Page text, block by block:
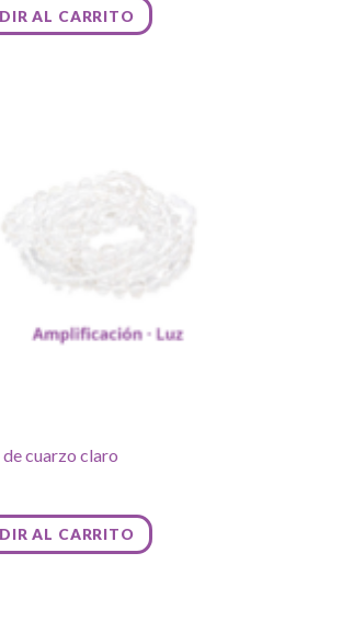
AL CARRITO
de cuarzo claro
AL CARRITO